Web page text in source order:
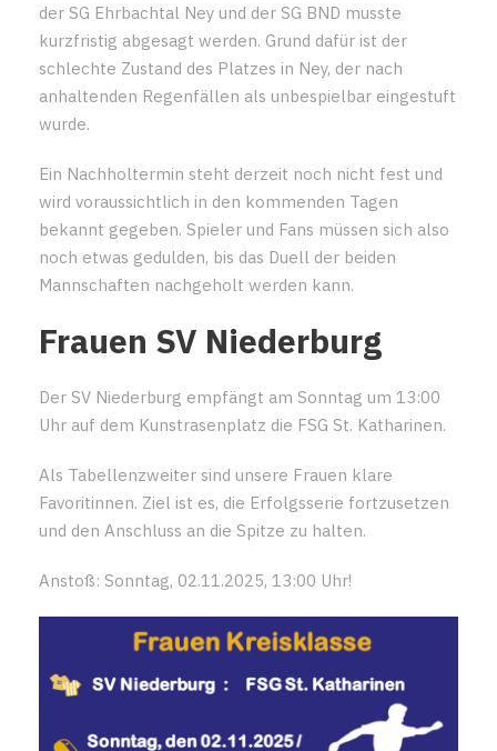
der SG Ehrbachtal Ney und der SG BND musste
kurzfristig abgesagt werden. Grund dafür ist der
schlechte Zustand des Platzes in Ney, der nach
anhaltenden Regenfällen als unbespielbar eingestuft
wurde.
Ein Nachholtermin steht derzeit noch nicht fest und
wird voraussichtlich in den kommenden Tagen
bekannt gegeben. Spieler und Fans müssen sich also
noch etwas gedulden, bis das Duell der beiden
Mannschaften nachgeholt werden kann.
Frauen SV Niederburg
Der SV Niederburg empfängt am Sonntag um 13:00
Uhr auf dem Kunstrasenplatz die FSG St. Katharinen.
Als Tabellenzweiter sind unsere Frauen klare
Favoritinnen. Ziel ist es, die Erfolgsserie fortzusetzen
und den Anschluss an die Spitze zu halten.
Anstoß: Sonntag, 02.11.2025, 13:00 Uhr!